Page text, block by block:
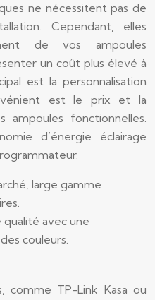
ne nécessitent pas de
Cependant, elles
de vos ampoules
un coût plus élevé à
est la personnalisation
est le prix et la
ampoules fonctionnelles.
d’énergie éclairage
large gamme
qualité avec une
couleurs.
comme TP-Link Kasa ou